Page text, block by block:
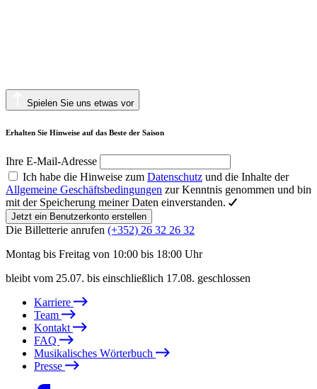
Spielen Sie uns etwas vor
Erhalten Sie Hinweise auf das Beste der Saison
Ihre E-Mail-Adresse
Ich habe die Hinweise zum Datenschutz und die Inhalte der
Allgemeine Geschäftsbedingungen zur Kenntnis genommen und bin
mit der Speicherung meiner Daten einverstanden.
Jetzt ein Benutzerkonto erstellen
Die Billetterie anrufen (+352) 26 32 26 32
Montag bis Freitag von 10:00 bis 18:00 Uhr
bleibt vom 25.07. bis einschließlich 17.08. geschlossen
Karriere
Team
Kontakt
FAQ
Musikalisches Wörterbuch
Presse